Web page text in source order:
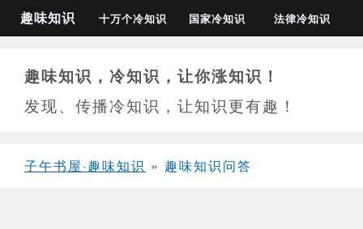
趣味知识 十万个冷知识 国家冷知识 法律冷知识
趣味知识，冷知识，让你涨知识！
发现、传播冷知识，让知识更有趣！
子午书屋·趣味知识 » 趣味知识问答